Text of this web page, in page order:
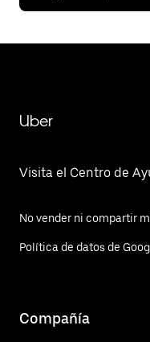
Uber
Visita el Centro de
No vender ni compartir
Política de datos de
Compañía